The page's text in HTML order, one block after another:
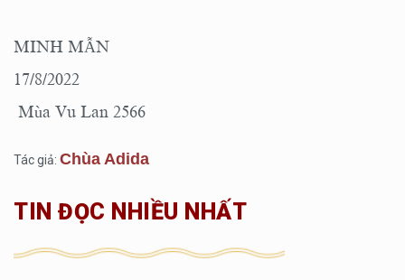
MINH MẪN
17/8/2022
Mùa Vu Lan 2566
Tác giả: Chùa Adida
TIN ĐỌC NHIỀU NHẤT